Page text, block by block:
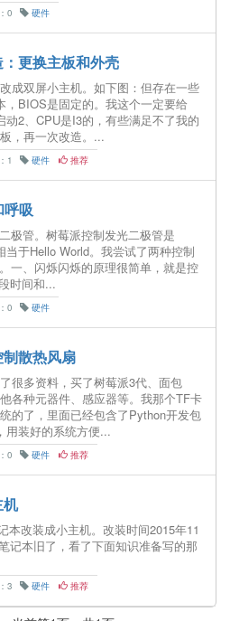
0 硬件
更换主板和外壳
成双屏小主机。如下图：但存在一些
，BIOS是固定的。我这个一定要给
动2、CPU是I3的，有些满足不了我的
，再一次改造。...
1 硬件 推荐
吸
极管。树莓派控制发光二极管是
于Hello World。我尝试了两种控制
一、闪烁闪烁的原理很简单，就是控
时间和...
0 硬件
散热风扇
很多资料，买了树莓派3代、面包
各种元器件、感应器等。我那个TF卡
的了，里面已经包含了Python开发包
用装好的系统方便...
0 硬件 推荐
机
改装成小主机。改装时间2015年11
记本旧了，看了下面知识准备写的那
3 硬件 推荐